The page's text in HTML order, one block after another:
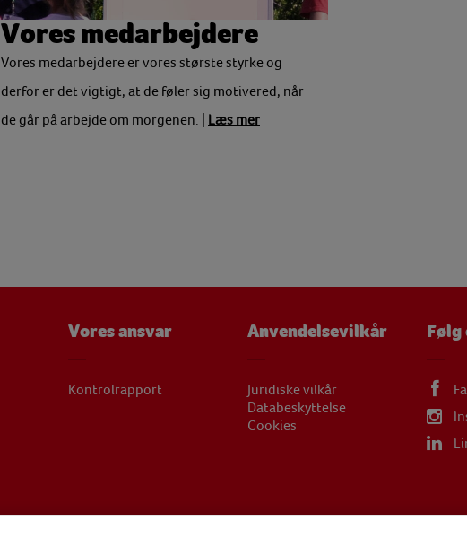
Vores medarbejdere
Vores medarbejdere er vores største styrke og
derfor er det vigtigt, at de føler sig motivered, når
de går på arbejde om morgenen. | Læs mer
Vores ansvar
Kontrolrapport
Anvendelsevilkår
Juridiske vilkår
Databeskyttelse
Cookies
Følg